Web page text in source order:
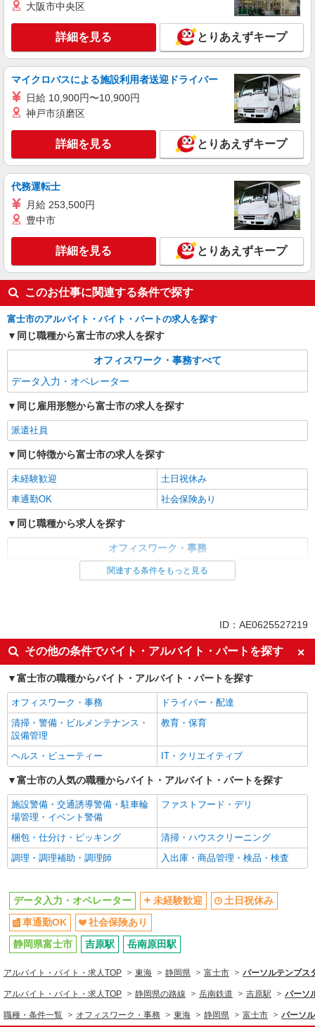
大阪市中央区
詳細を見る とりあえずキープ
マイクロバスによる施設利用者送迎ドライバー
日給 10,900円〜10,900円
神戸市須磨区
詳細を見る とりあえずキープ
代務運転士
月給 253,500円
豊中市
詳細を見る とりあえずキープ
このお仕事に関連する条件で探す
富士市のアルバイト・バイト・パートの求人を探す
同じ職種から富士市の求人を探す
オフィスワーク・事務すべて
データ入力・オペレーター
同じ雇用形態から富士市の求人を探す
派遣社員
同じ特徴から富士市の求人を探す
未経験歓迎
土日祝休み
車通勤OK
社会保険あり
同じ職種から求人を探す
オフィスワーク・事務
データ入力・オペレーター
車通勤OK
社会保険あり
関連する条件をもっと見る
ID：AE0625527219
その他の条件でバイト・アルバイト・パートを探す
富士市の職種からバイト・アルバイト・パートを探す
オフィスワーク・事務
ドライバー・配達
清掃・警備・ビルメンテナンス・
設備管理
教育・保育
ヘルス・ビューティー IT・クリエイティブ
富士市の人気の職種からバイト・アルバイト・パートを探す
施設警備・交通誘導警備・駐車輪
場管理・イベント警備
ファストフード・デリ
梱包・仕分け・ピッキング
清掃・ハウスクリーニング
調理・調理補助・調理師
入出庫・商品管理・検品・検査
データ入力・オペレーター 未経験歓迎
土日祝休み
車通勤OK
社会保険あり
静岡県富士市
吉原駅 岳南原田駅
アルバイト・バイト・求人TOP 東海 静岡県 富士市 パーソルテンプス
アルバイト・バイト・求人TOP 静岡県の路線 岳南鉄道 吉原駅 パーソ
職種・条件一覧 オフィスワーク・事務 東海 静岡県 富士市 パーソ